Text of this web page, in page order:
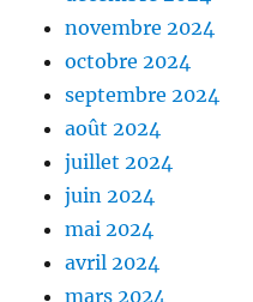
novembre 2024
octobre 2024
septembre 2024
août 2024
juillet 2024
juin 2024
mai 2024
avril 2024
mars 2024